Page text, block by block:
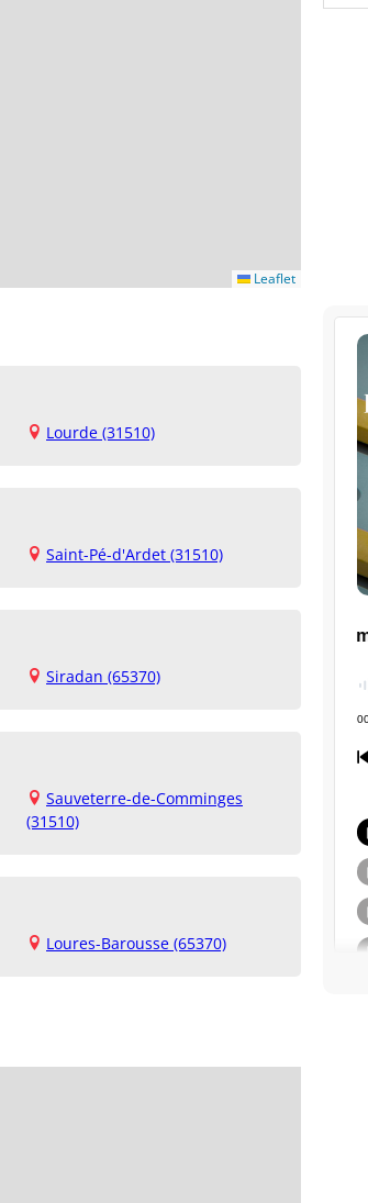
Leaflet
Lourde (31510)
Saint-Pé-d'Ardet (31510)
Siradan (65370)
Sauveterre-de-Comminges
(31510)
Loures-Barousse (65370)